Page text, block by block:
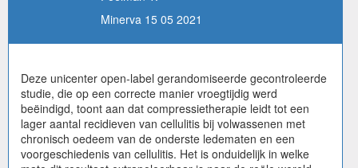
Minerva 15 05 2021
Deze unicenter open-label gerandomiseerde gecontroleerde
studie, die op een correcte manier vroegtijdig werd
beëindigd, toont aan dat compressietherapie leidt tot een
lager aantal recidieven van cellulitis bij volwassenen met
chronisch oedeem van de onderste ledematen en een
voorgeschiedenis van cellulitis. Het is onduidelijk in welke